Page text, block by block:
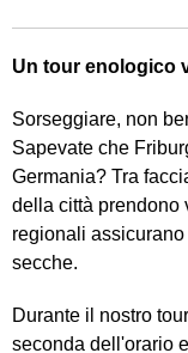
Un tour enologico
Sorseggiare, non
Sapevate che
Germania? Tra
della città prendono
regionali
secche.
Durante il nostro
seconda dell'orario